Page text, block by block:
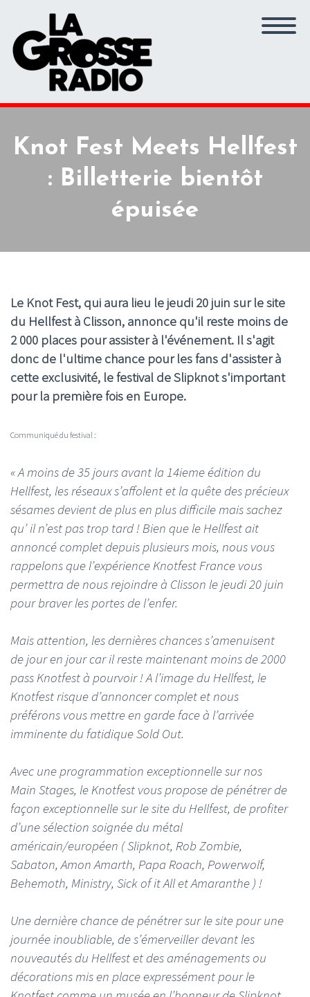
Knot Fest Meets Hellfest
: Billetterie bientôt
épuisée
Le Knot Fest, qui aura lieu le jeudi 20 juin sur le site
du Hellfest à Clisson, annonce qu'il reste moins de
2 000 places pour assister à l'événement. Il s'agit
donc de l'ultime chance pour les fans d'assister à
cette exclusivité, le festival de Slipknot s'important
pour la première fois en Europe.
Communiqué du festival :
« A moins de 35 jours avant la 14ieme édition du
Hellfest, les réseaux s’affolent et la quête des précieux
sésames devient de plus en plus difficile mais sachez
qu’ il n’est pas trop tard ! Bien que le Hellfest ait
annoncé complet depuis plusieurs mois, nous vous
rappelons que l’expérience Knotfest France vous
permettra de nous rejoindre à Clisson le jeudi 20 juin
pour braver les portes de l’enfer.
Mais attention, les dernières chances s’amenuisent
de jour en jour car il reste maintenant moins de 2000
pass Knotfest à pourvoir ! A l’image du Hellfest, le
Knotfest risque d’annoncer complet et nous
préférons vous mettre en garde face à l’arrivée
imminente du fatidique Sold Out.
Avec une programmation exceptionnelle sur nos
Main Stages, le Knotfest vous propose de pénétrer de
façon exceptionnelle sur le site du Hellfest, de profiter
d’une sélection soignée du métal
américain/européen ( Slipknot, Rob Zombie,
Sabaton, Amon Amarth, Papa Roach, Powerwolf,
Behemoth, Ministry, Sick of it All et Amaranthe ) !
Une dernière chance de pénétrer sur le site pour une
journée inoubliable, de s’émerveiller devant les
nouveautés du Hellfest et des aménagements ou
décorations mis en place expressément pour le